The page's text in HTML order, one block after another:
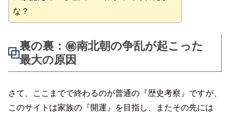
な？
裏の裏：㊙南北朝の争乱が起こった
最大の原因
さて、ここまでで終わるのが普通の『歴史考察』ですが、
このサイトは家族の『開運』を目指し、またその先には